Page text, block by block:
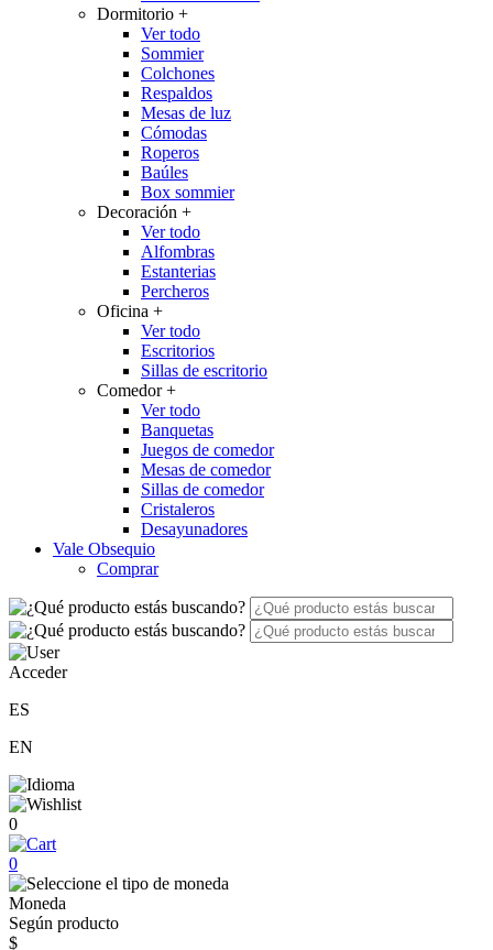
Dormitorio +
Ver todo
Sommier
Colchones
Respaldos
Mesas de luz
Cómodas
Roperos
Baúles
Box sommier
Decoración +
Ver todo
Alfombras
Estanterias
Percheros
Oficina +
Ver todo
Escritorios
Sillas de escritorio
Comedor+
Ver todo
Banquetas
Juegos de comedor
Mesas de comedor
Sillas de comedor
Cristaleros
Desayunadores
Vale Obsequio
Comprar
Acceder
ES
EN
0
0
Moneda
Según producto
$